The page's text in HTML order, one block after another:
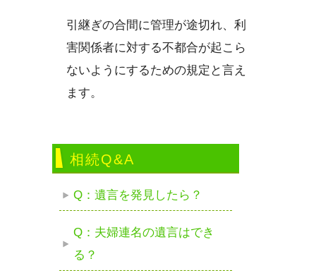
引継ぎの合間に管理が途切れ、利
害関係者に対する不都合が起こら
ないようにするための規定と言え
ます。
相続Q&A
Q：遺言を発見したら？
Q：夫婦連名の遺言はでき
る？